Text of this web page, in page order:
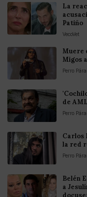
La
Patiño
VecoVet
Muere
Migos
Perro
de
Perro
Carlos
la red
Perro
Belén
a